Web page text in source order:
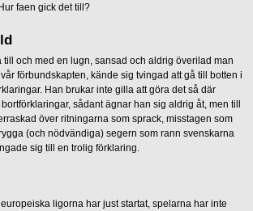
faen gick det till?
till och med en lugn, sansad och aldrig överilad man
förbundskapten, kände sig tvingad att gå till botten i
Han brukar inte gilla att göra det så där
sådant ägnar han sig aldrig åt, men till
över ritningarna som sprack, misstagen som
(och nödvändiga) segern som rann svenskarna
sig till en trolig förklaring.
ligorna har just startat, spelarna har inte